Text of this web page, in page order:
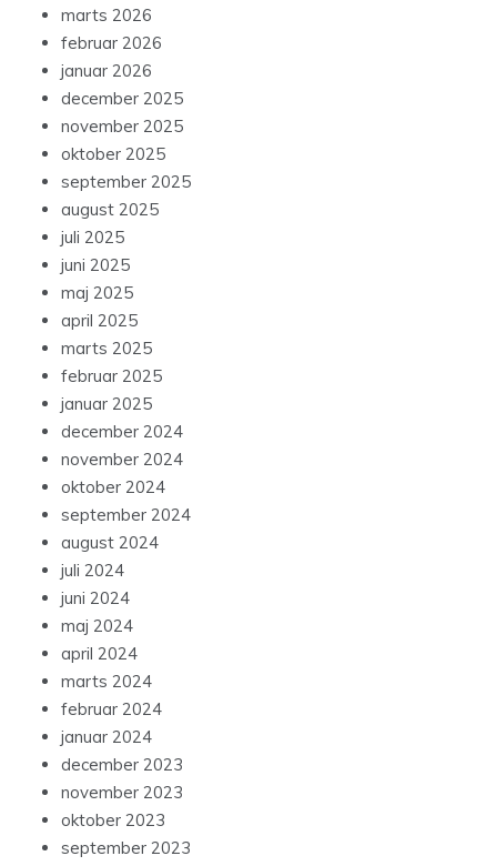
marts 2026
februar 2026
januar 2026
december 2025
november 2025
oktober 2025
september 2025
august 2025
juli 2025
juni 2025
maj 2025
april 2025
marts 2025
februar 2025
januar 2025
december 2024
november 2024
oktober 2024
september 2024
august 2024
juli 2024
juni 2024
maj 2024
april 2024
marts 2024
februar 2024
januar 2024
december 2023
november 2023
oktober 2023
september 2023